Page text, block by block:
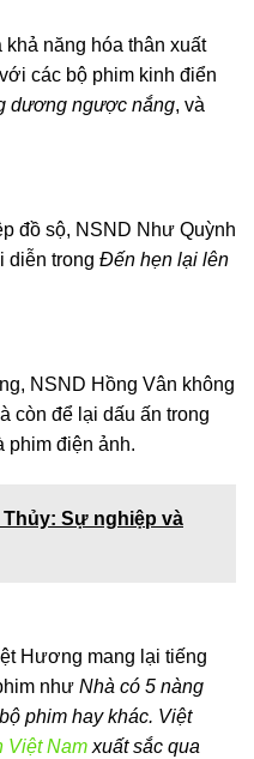
năng hóa thân xuất
các bộ phim kinh điển
dương ngược nắng, và
đồ sộ, NSND Như Quỳnh
diễn trong Đến hẹn lại lên
NSND Hồng Vân không
còn để lại dấu ấn trong
phim điện ảnh.
Sự nghiệp và
Hương mang lại tiếng
như Nhà có 5 nàng
phim hay khác. Việt
Việt Nam xuất sắc qua